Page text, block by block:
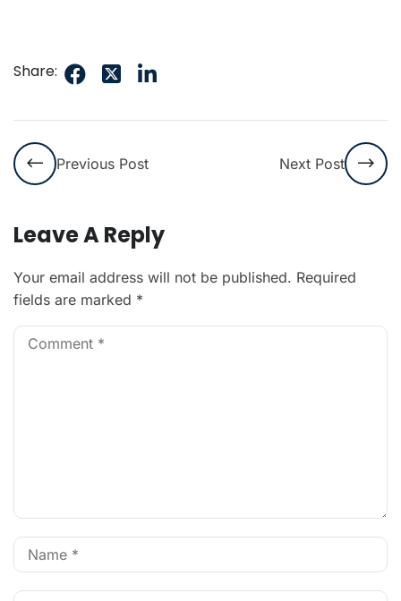
Share:
Previous Post Next Post
Leave A Reply
Your email address will not be published. Required
fields are marked *